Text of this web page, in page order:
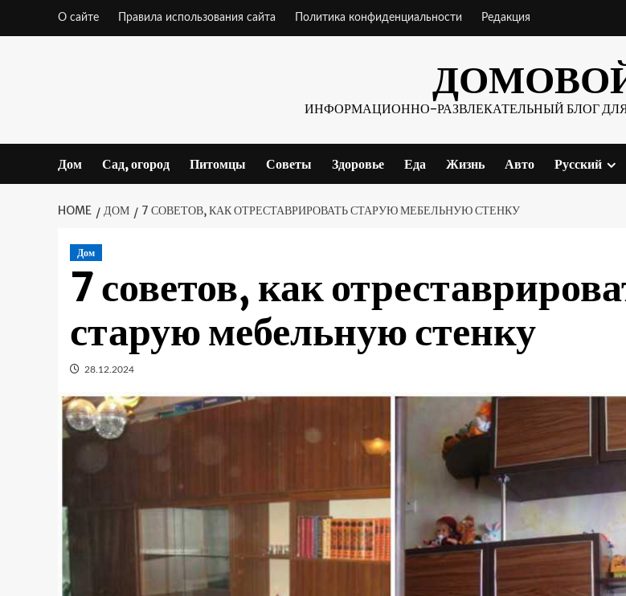
О сайте Правила использования сайта Политика конфиденциальности Редакция
ИНФОРМАЦИОННО-РАЗВЛЕКАТЕЛЬНЫЙ БЛОГ
Дом Сад, огород Питомцы Советы Здоровье Еда Жизнь Авто Русский
HOME ДОМ 7 СОВЕТОВ, КАК ОТРЕСТАВРИРОВАТЬ СТАРУЮ МЕБЕЛЬНУЮ СТЕНКУ
Дом
7 советов, как
старую мебельную стенку
28.12.2024